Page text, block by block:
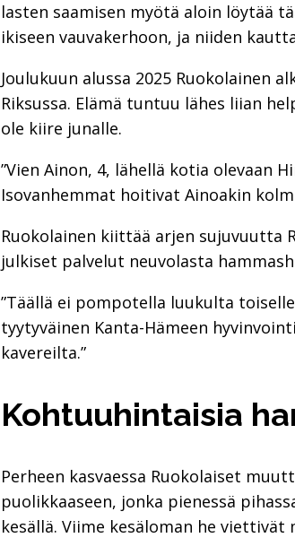
lasten saamisen myötä aloin löytää
ikiseen vauvakerhoon, ja niiden
Joulukuun alussa 2025 Ruokolainen
Riksussa. Elämä tuntuu lähes liian
ole kiire junalle.
”Vien Ainon, 4, lähellä kotia olevaan
Isovanhemmat hoitivat Ainoakin
Ruokolainen kiittää arjen sujuvuutta
julkiset palvelut neuvolasta
”Täällä ei pompotella luukulta
tyytyväinen Kanta-Hämeen
kavereilta.”
Kohtuuhintaisia
Perheen kasvaessa Ruokolaiset
puolikkaaseen, jonka pienessä
kesällä. Viime kesäloman he